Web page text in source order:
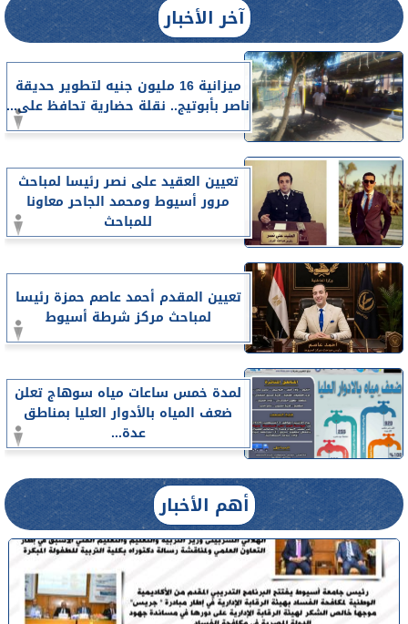
آخر الأخبار
ميزانية 16 مليون جنيه لتطوير حديقة
ناصر بأبوتيج.. نقلة حضارية تحافظ على...
تعيين العقيد على نصر رئيسا لمباحث
مرور أسيوط ومحمد الجاحر معاونا
للمباحث
تعيين المقدم أحمد عاصم حمزة رئيسا
لمباحث مركز شرطة أسيوط
لمدة خمس ساعات مياه سوهاج تعلن
ضعف المياه بالأدوار العليا بمناطق
عدة...
أهم الأخبار